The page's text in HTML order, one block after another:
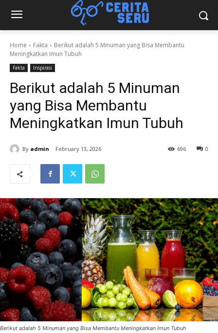
Home Fakta
Berikut adalah 5 Minuman yang Bisa Membantu
Meningkatkan Imun Tubuh
Fakta Inspirasi
Berikut adalah 5 Minuman
yang Bisa Membantu
Meningkatkan Imun Tubuh
By admin February 13, 2026 0
696
Berikut adalah 5 Minuman yang Bisa Membantu Meningkatkan Imun Tubuh